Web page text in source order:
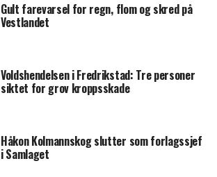
Gult farevarsel for regn, flom og skred på
Vestlandet
Voldshendelsen i Fredrikstad: Tre personer
siktet for grov kroppsskade
Håkon Kolmannskog slutter som forlagssjef
i Samlaget